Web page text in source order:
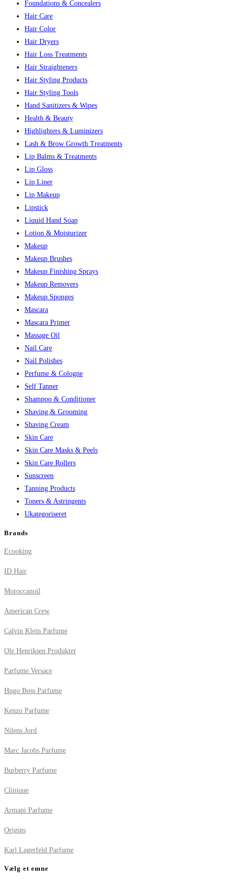
Foundations & Concealers
Hair Care
Hair Color
Hair Dryers
Hair Loss Treatments
Hair Straighteners
Hair Styling Products
Hair Styling Tools
Hand Sanitizers & Wipes
Health & Beauty
Highlighters & Luminizers
Lash & Brow Growth Treatments
Lip Balms & Treatments
Lip Gloss
Lip Liner
Lip Makeup
Lipstick
Liquid Hand Soap
Lotion & Moisturizer
Makeup
Makeup Brushes
Makeup Finishing Sprays
Makeup Removers
Makeup Sponges
Mascara
Mascara Primer
Massage Oil
Nail Care
Nail Polishes
Perfume & Cologne
Self Tanner
Shampoo & Conditioner
Shaving & Grooming
Shaving Cream
Skin Care
Skin Care Masks & Peels
Skin Care Rollers
Sunscreen
Tanning Products
Toners & Astringents
Ukategoriseret
Brands
Ecooking
ID Hair
Moroccanoil
American Crew
Calvin Klein Parfume
Ole Henriksen Produkter
Parfume Versace
Hugo Boss Parfume
Kenzo Parfume
Nilens Jord
Marc Jacobs Parfume
Burberry Parfume
Clinique
Armani Parfume
Origins
Karl Lagerfeld Parfume
Vælg et emne